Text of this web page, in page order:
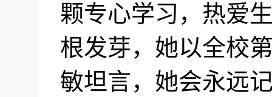
颗专心学习，热爱
根发芽，她以全校
敏坦言，她会永远